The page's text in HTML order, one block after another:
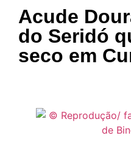
Acude
do Seridó
seco em